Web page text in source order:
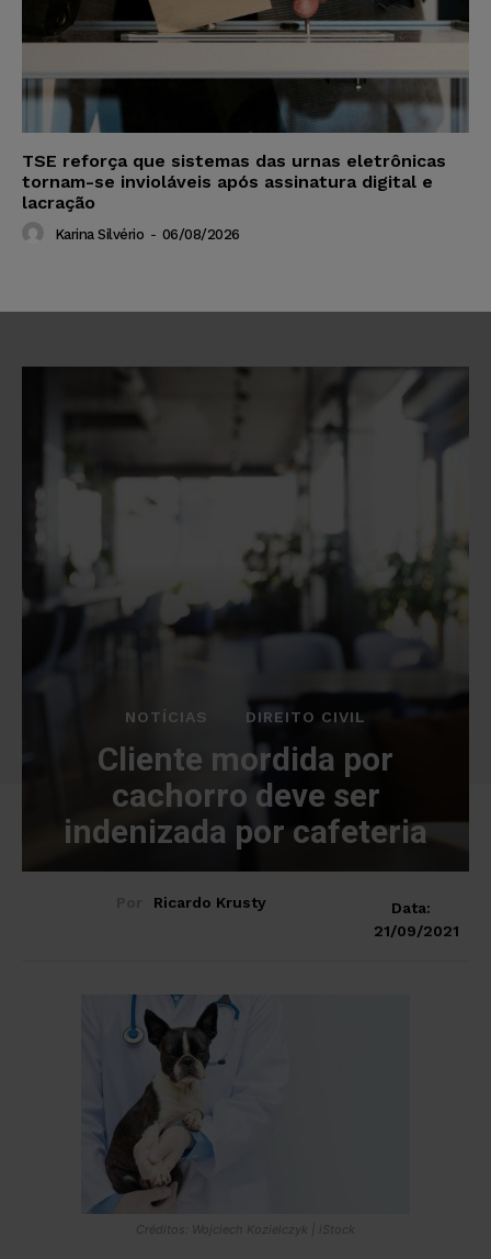
TSE reforça que sistemas das urnas eletrônicas
tornam-se invioláveis após assinatura digital e
lacração
Karina Silvério - 06/08/2026